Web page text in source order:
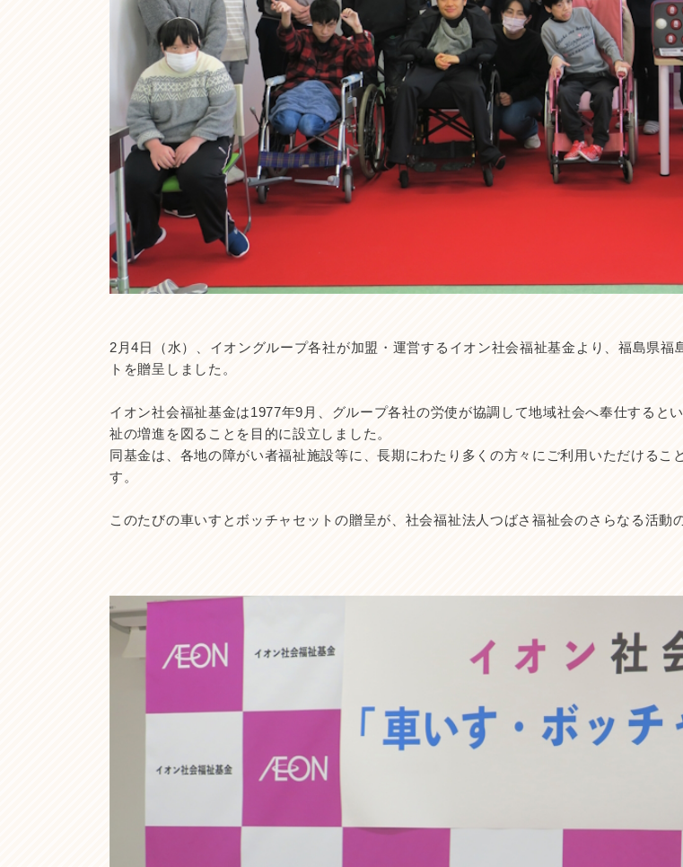
2月4日（水）、イオングループ各社が加盟・運営するイオン社会福祉基金より、福島県
トを贈呈しました。
イオン社会福祉基金は1977年9月、グループ各社の労使が協調して地域社会へ奉仕すると
祉の増進を図ることを目的に設立しました。
同基金は、各地の障がい者福祉施設等に、長期にわたり多くの方々にご利用いただける
す。
このたびの車いすとボッチャセットの贈呈が、社会福祉法人つばさ福祉会のさらなる活動